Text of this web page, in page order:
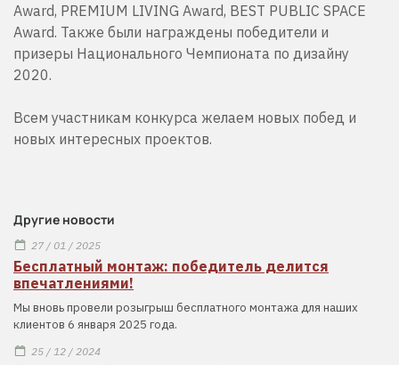
Award, PREMIUM LIVING Award, BEST PUBLIC SPACE
Award. Также были награждены победители и
призеры Национального Чемпионата по дизайну
2020.
Всем участникам конкурса желаем новых побед и
новых интересных проектов.
Другие новости
27 / 01 / 2025
Бесплатный монтаж: победитель делится
впечатлениями!
Мы вновь провели розыгрыш бесплатного монтажа для наших
клиентов 6 января 2025 года.
25 / 12 / 2024